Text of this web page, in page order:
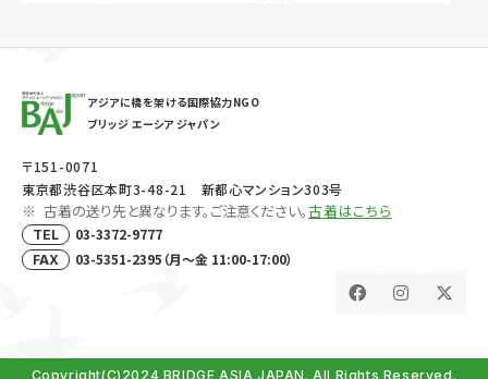
アジアに橋を架ける国際協力NGO
ブリッジ エーシア ジャパン
〒151-0071
東京都渋谷区本町3-48-21 新都心マンション303号
古着の送り先と異なります。ご注意ください。古着はこちら
TEL 03-3372-9777
FAX 03-5351-2395（月～金 11:00-17:00）
Copyright(C)2024 BRIDGE ASIA JAPAN. All Rights Reserved.